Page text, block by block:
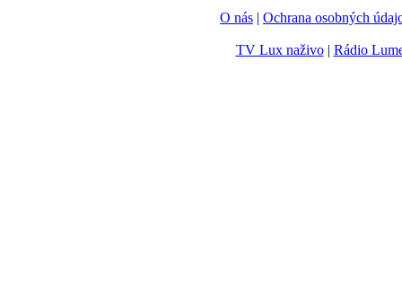
O nás | Ochrana osobných
TV Lux naživo| Rádio